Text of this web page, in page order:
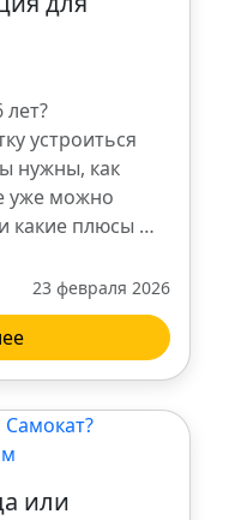
устроиться
нужны, как
уже можно
какие плюсы …
23 февраля 2026
или